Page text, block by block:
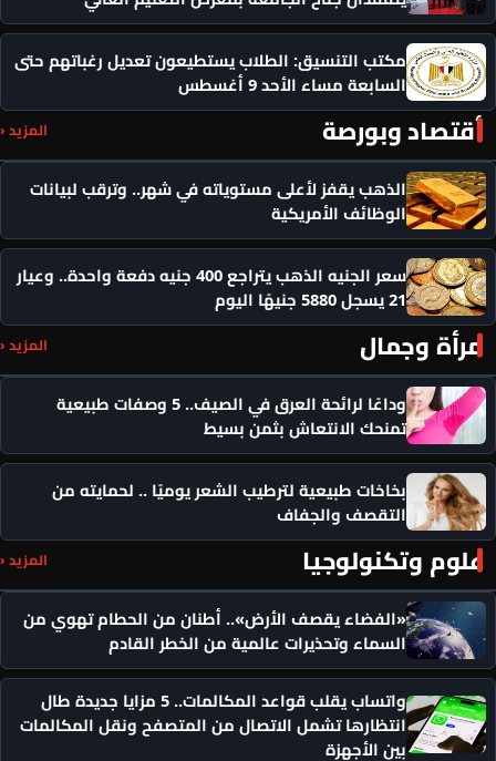
مكتب التنسيق: الطلاب يستطيعون تعديل رغباتهم حتى
السابعة مساء الأحد 9 أغسطس
أقتصاد وبورصة المزيد ‹
الذهب يقفز لأعلى مستوياته في شهر.. وترقب لبيانات
الوظائف الأمريكية
سعر الجنيه الذهب يتراجع 400 جنيه دفعة واحدة.. وعيار
21 يسجل 5880 جنيهًا اليوم
مرأة وجمال المزيد ‹
وداعًا لرائحة العرق في الصيف.. 5 وصفات طبيعية
تمنحك الانتعاش بثمن بسيط
بخاخات طبيعية لترطيب الشعر يوميًا .. لحمايته من
التقصف والجفاف
علوم وتكنولوجيا المزيد ‹
«الفضاء يقصف الأرض».. أطنان من الحطام تهوي من
السماء وتحذيرات عالمية من الخطر القادم
واتساب يقلب قواعد المكالمات.. 5 مزايا جديدة طال
انتظارها تشمل الاتصال من المتصفح ونقل المكالمات
بين الأجهزة